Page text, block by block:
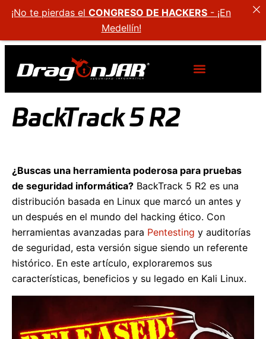
BackTrack 5 R2
¿Buscas una herramienta poderosa para pruebas
de seguridad informática? BackTrack 5 R2 es una
distribución basada en Linux que marcó un antes y
un después en el mundo del hacking ético. Con
herramientas avanzadas para Pentesting y auditorías
de seguridad, esta versión sigue siendo un referente
histórico. En este artículo, exploraremos sus
características, beneficios y su legado en Kali Linux.
¡No te pierdas el CONGRESO DE HACKERS - ¡En
Medellín!